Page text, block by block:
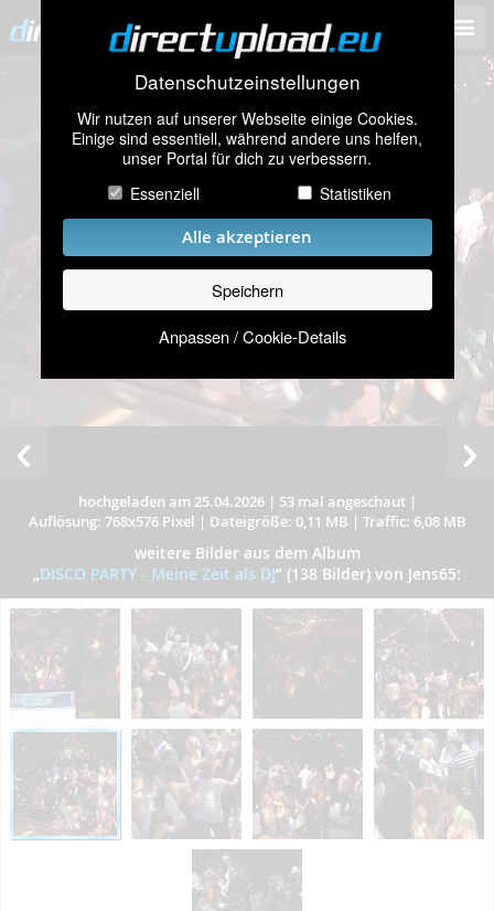
Datenschutzeinstellungen
Wir nutzen auf unserer Webseite einige Cookies.
Einige sind essentiell, während andere uns helfen,
unser Portal für dich zu verbessern.
Essenziell
Statistiken
Alle akzeptieren
Speichern
Anpassen / Cookie-Details
hochgeladen am 25.04.2026| 53 mal angeschaut|
Auflösung: 768x576 Pixel | Dateigröße: 0,11 MB | Traffic: 6,08 MB
weitere Bilder aus dem Album
„DISCO PARTY - Meine Zeit als DJ” (138 Bilder) von Jens65: